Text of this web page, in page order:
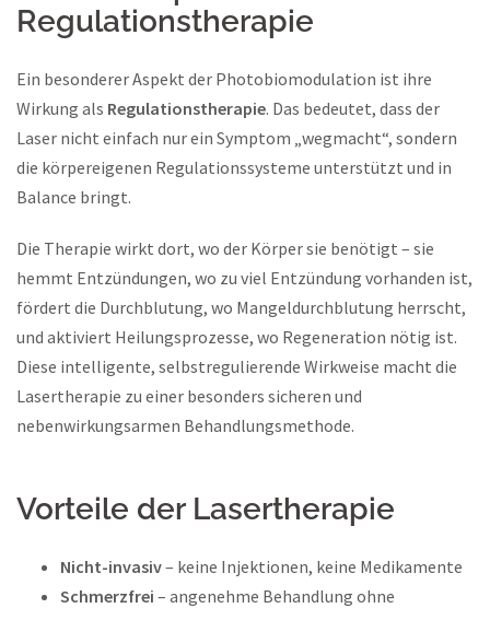
Regulationstherapie
Ein besonderer Aspekt der Photobiomodulation ist ihre
Wirkung als Regulationstherapie. Das bedeutet, dass der
Laser nicht einfach nur ein Symptom „wegmacht“, sondern
die körpereigenen Regulationssysteme unterstützt und in
Balance bringt.
Die Therapie wirkt dort, wo der Körper sie benötigt – sie
hemmt Entzündungen, wo zu viel Entzündung vorhanden ist,
fördert die Durchblutung, wo Mangeldurchblutung herrscht,
und aktiviert Heilungsprozesse, wo Regeneration nötig ist.
Diese intelligente, selbstregulierende Wirkweise macht die
Lasertherapie zu einer besonders sicheren und
nebenwirkungsarmen Behandlungsmethode.
Vorteile der Lasertherapie
Nicht-invasiv– keine Injektionen, keine Medikamente
Schmerzfrei – angenehme Behandlung ohne